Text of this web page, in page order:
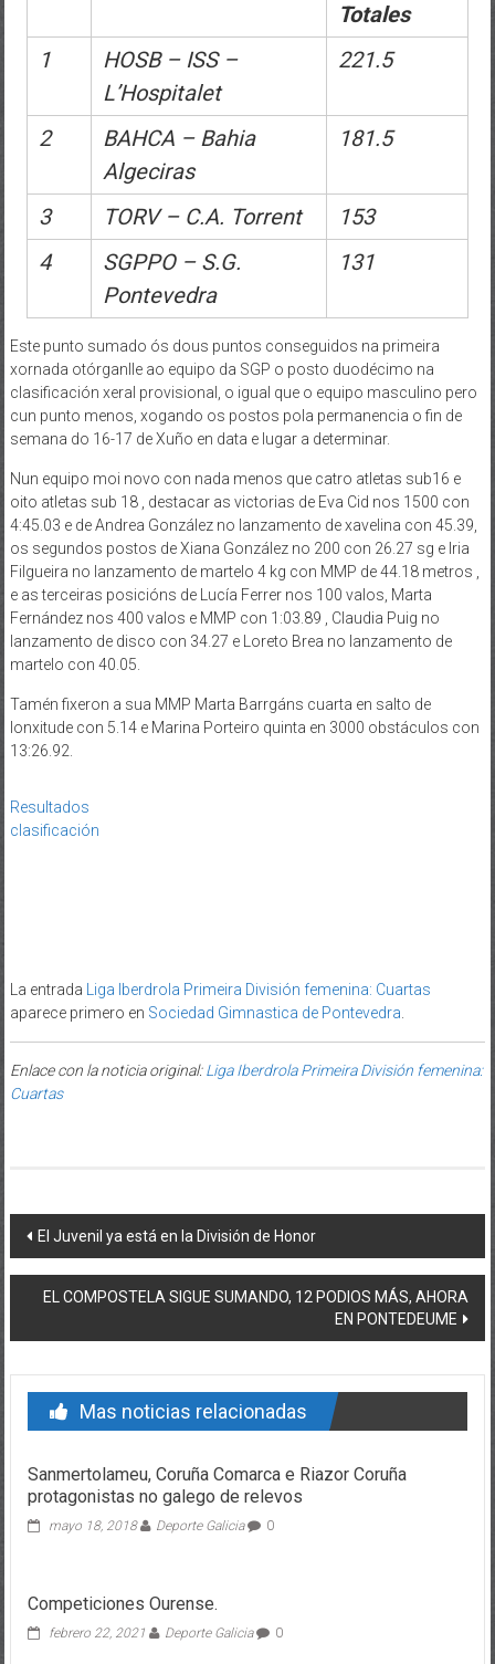
Totales
1
HOSB – ISS –
L’Hospitalet
221.5
2
BAHCA – Bahia
Algeciras
181.5
3 TORV – C.A. Torrent
153
4
SGPPO – S.G.
Pontevedra
131
Este punto sumado ós dous puntos conseguidos na primeira
xornada otórganlle ao equipo da SGP o posto duodécimo na
clasificación xeral provisional, o igual que o equipo masculino pero
cun punto menos, xogando os postos pola permanencia o fin de
semana do 16-17 de Xuño en data e lugar a determinar.
Nun equipo moi novo con nada menos que catro atletas sub16 e
oito atletas sub 18 , destacar as victorias de Eva Cid nos 1500 con
4:45.03 e de Andrea González no lanzamento de xavelina con 45.39,
os segundos postos de Xiana González no 200 con 26.27 sg e Iria
Filgueira no lanzamento de martelo 4 kg con MMP de 44.18 metros ,
e as terceiras posicións de Lucía Ferrer nos 100 valos, Marta
Fernández nos 400 valos e MMP con 1:03.89 , Claudia Puig no
lanzamento de disco con 34.27 e Loreto Brea no lanzamento de
martelo con 40.05.
Tamén fixeron a sua MMP Marta Barrgáns cuarta en salto de
lonxitude con 5.14 e Marina Porteiro quinta en 3000 obstáculos con
13:26.92.
Resultados
clasificación
La entrada
Liga Iberdrola Primeira División femenina: Cuartas
aparece primero en Sociedad Gimnastica de Pontevedra
Enlace con la noticia original:Liga Iberdrola Primeira División femenina:
Cuartas
Post navigation
El Juvenil ya está en la División de Honor
EL COMPOSTELA SIGUE SUMANDO, 12 PODIOS MÁS, AHORA
EN PONTEDEUME
Mas noticias relacionadas
Sanmertolameu, Coruña Comarca e Riazor Coruña
protagonistas no galego de relevos
mayo 18, 2018 Deporte Galicia 0
Competiciones Ourense.
febrero 22, 2021 Deporte Galicia 0